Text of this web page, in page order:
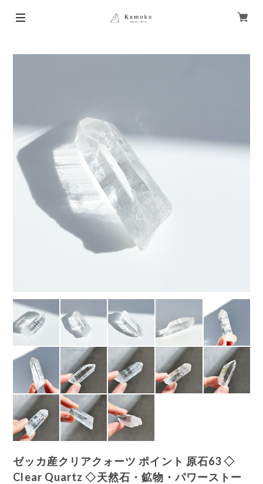
ゼッカ産クリアクォーツ ポイント 原石63 ◇
Clear Quartz ◇天然石・鉱物・パワーストー